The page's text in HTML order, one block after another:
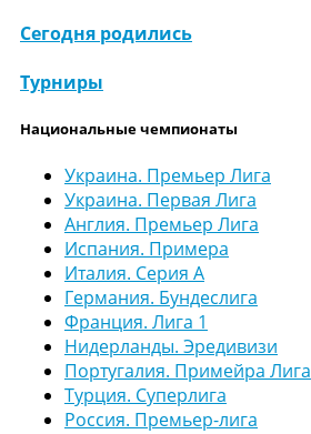
Сегодня родились
Турниры
Национальные чемпионаты
Украина. Премьер Лига
Украина. Первая Лига
Англия. Премьер Лига
Испания. Примера
Италия. Серия А
Германия. Бундеслига
Франция. Лига 1
Нидерланды. Эредивизи
Португалия. Примейра Лига
Турция. Суперлига
Россия. Премьер-лига